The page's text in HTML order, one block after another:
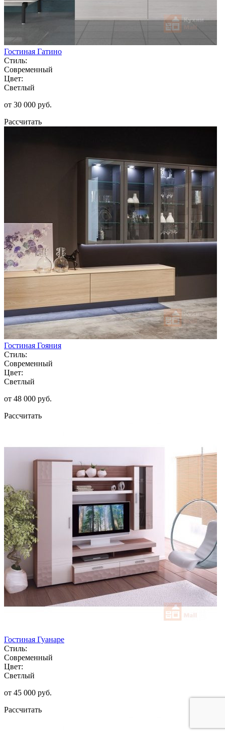
Гостиная Гатино
Стиль:
Современный
Цвет:
Светлый
от 30 000 руб.
Рассчитать
Гостиная Гояния
Стиль:
Современный
Цвет:
Светлый
от 48 000 руб.
Рассчитать
Гостиная Гуанаре
Стиль:
Современный
Цвет:
Светлый
от 45 000 руб.
Рассчитать